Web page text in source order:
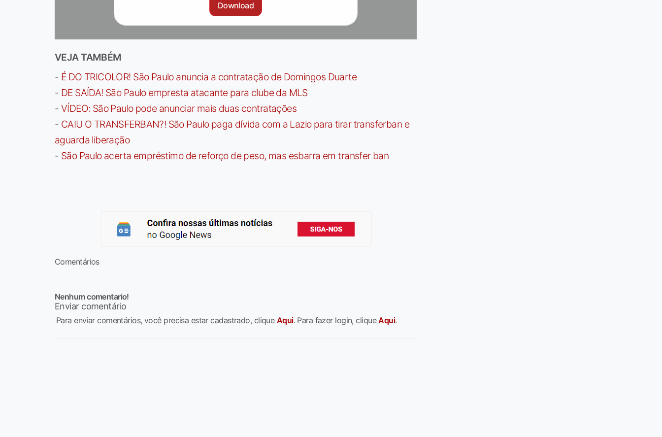
Download
VEJA TAMBÉM
- É DO TRICOLOR! São Paulo anuncia a contratação de Domingos Duarte
- DE SAÍDA! São Paulo empresta atacante para clube da MLS
- VÍDEO: São Paulo pode anunciar mais duas contratações
- CAIU O TRANSFERBAN?! São Paulo paga dívida com a Lazio para tirar transferban e
aguarda liberação
- São Paulo acerta empréstimo de reforço de peso, mas esbarra em transfer ban
Comentários
Nenhum comentario!
Enviar comentário
Para enviar comentários, você precisa estar cadastrado, clique Aqui. Para fazer login, cliqueAqui.